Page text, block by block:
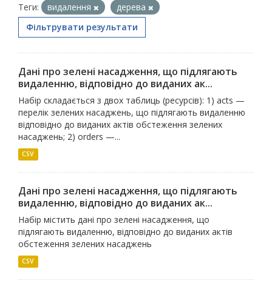
Теги: видалення
дерева
Фільтрувати результати
Дані про зелені насадження, що підлягають
видаленню, відповідно до виданих ак...
Набір складається з двох таблиць (ресурсів): 1) acts —
перелік зелених насаджень, що підлягають видаленню
відповідно до виданих актів обстеження зелених
насаджень; 2) orders —...
CSV
Дані про зелені насадження, що підлягають
видаленню, відповідно до виданих ак...
Набір містить дані про зелені насадження, що
підлягають видаленню, відповідно до виданих актів
обстеження зелених насаджень
CSV